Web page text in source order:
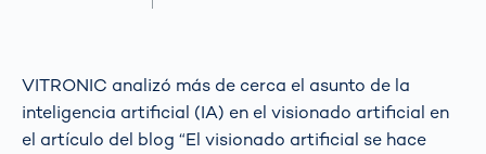
VITRONIC analizó más de cerca el asunto de la
inteligencia artificial (IA) en el visionado artificial en
el artículo del blog “El visionado artificial se hace